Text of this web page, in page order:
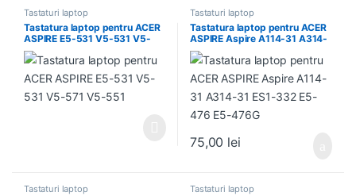
Tastaturi laptop
Tastatura laptop pentru ACER
ASPIRE E5-531 V5-531 V5-
571 V5-551
Tastaturi laptop
Tastatura laptop pentru ACER
ASPIRE Aspire A114-31 A314-
31 ES1-332 E5-476 E5-476G
75,00 lei
Tastaturi laptop Tastaturi laptop